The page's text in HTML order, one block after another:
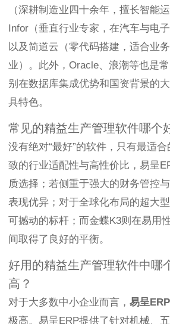
（深耕制造业四十余年，擅长智能
Infor（垂直行业专家，在汽车与电
以及简道云（零代码搭建，适合业
业）。此外，Oracle、浪潮等也是
别在数据库集成优势和国资背景的
具特色。
常见的精益生产管理软件哪个
没有绝对“最好”的软件，只有最适
致的行业适配性与高性价比，易呈
质选择；若侧重于强大的财务管控
表现优异；对于全球化布局的超大
可撼动的标杆；而金蝶K3则在易用
间取得了良好的平衡。
好用的精益生产管理软件中哪
高？
对于大多数中小企业而言， 易呈ERP
极高。易呈ERP提供了针对机械、